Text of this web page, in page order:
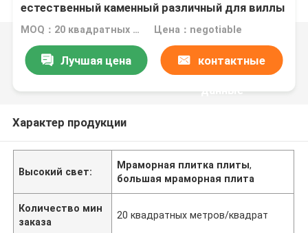
естественный каменный различный для виллы
MOQ：20 квадратных метров/квадрат Цена：negotiable
Лучшая цена контактные
данные
Характер продукции
Высокий свет:
Мраморная плитка плиты,
большая мраморная плита
Количество мин
заказа
20 квадратных метров/квадрат